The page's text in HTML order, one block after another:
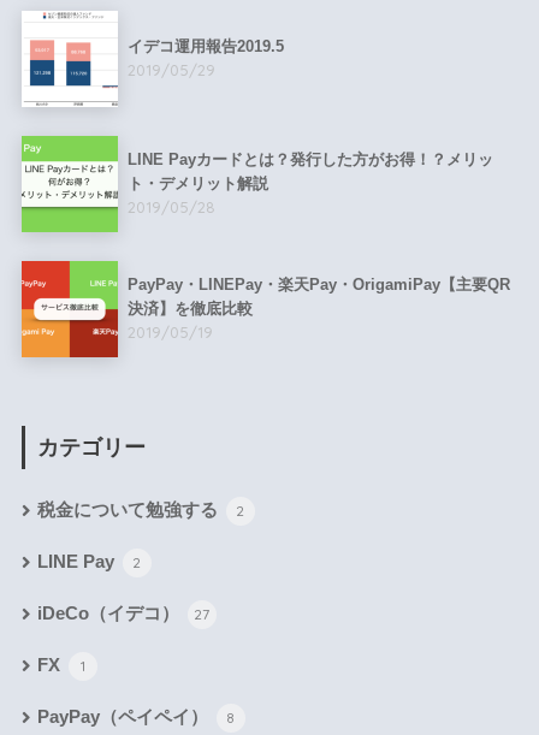
イデコ運用報告2019.5
2019/05/29
LINE Payカードとは？発行した方がお得！？メリッ
ト・デメリット解説
2019/05/28
PayPay・LINEPay・楽天Pay・OrigamiPay【主要QR
決済】を徹底比較
2019/05/19
カテゴリー
税金について勉強する 2
LINE Pay 2
iDeCo（イデコ） 27
FX 1
PayPay（ペイペイ） 8